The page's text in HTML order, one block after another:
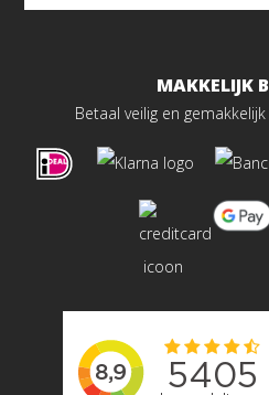
MAKKELIJK
Betaal veilig en